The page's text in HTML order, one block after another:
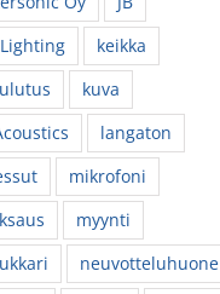
Lighting
keikka
kuva
langaton
mikrofoni
myynti
neuvotteluhuone